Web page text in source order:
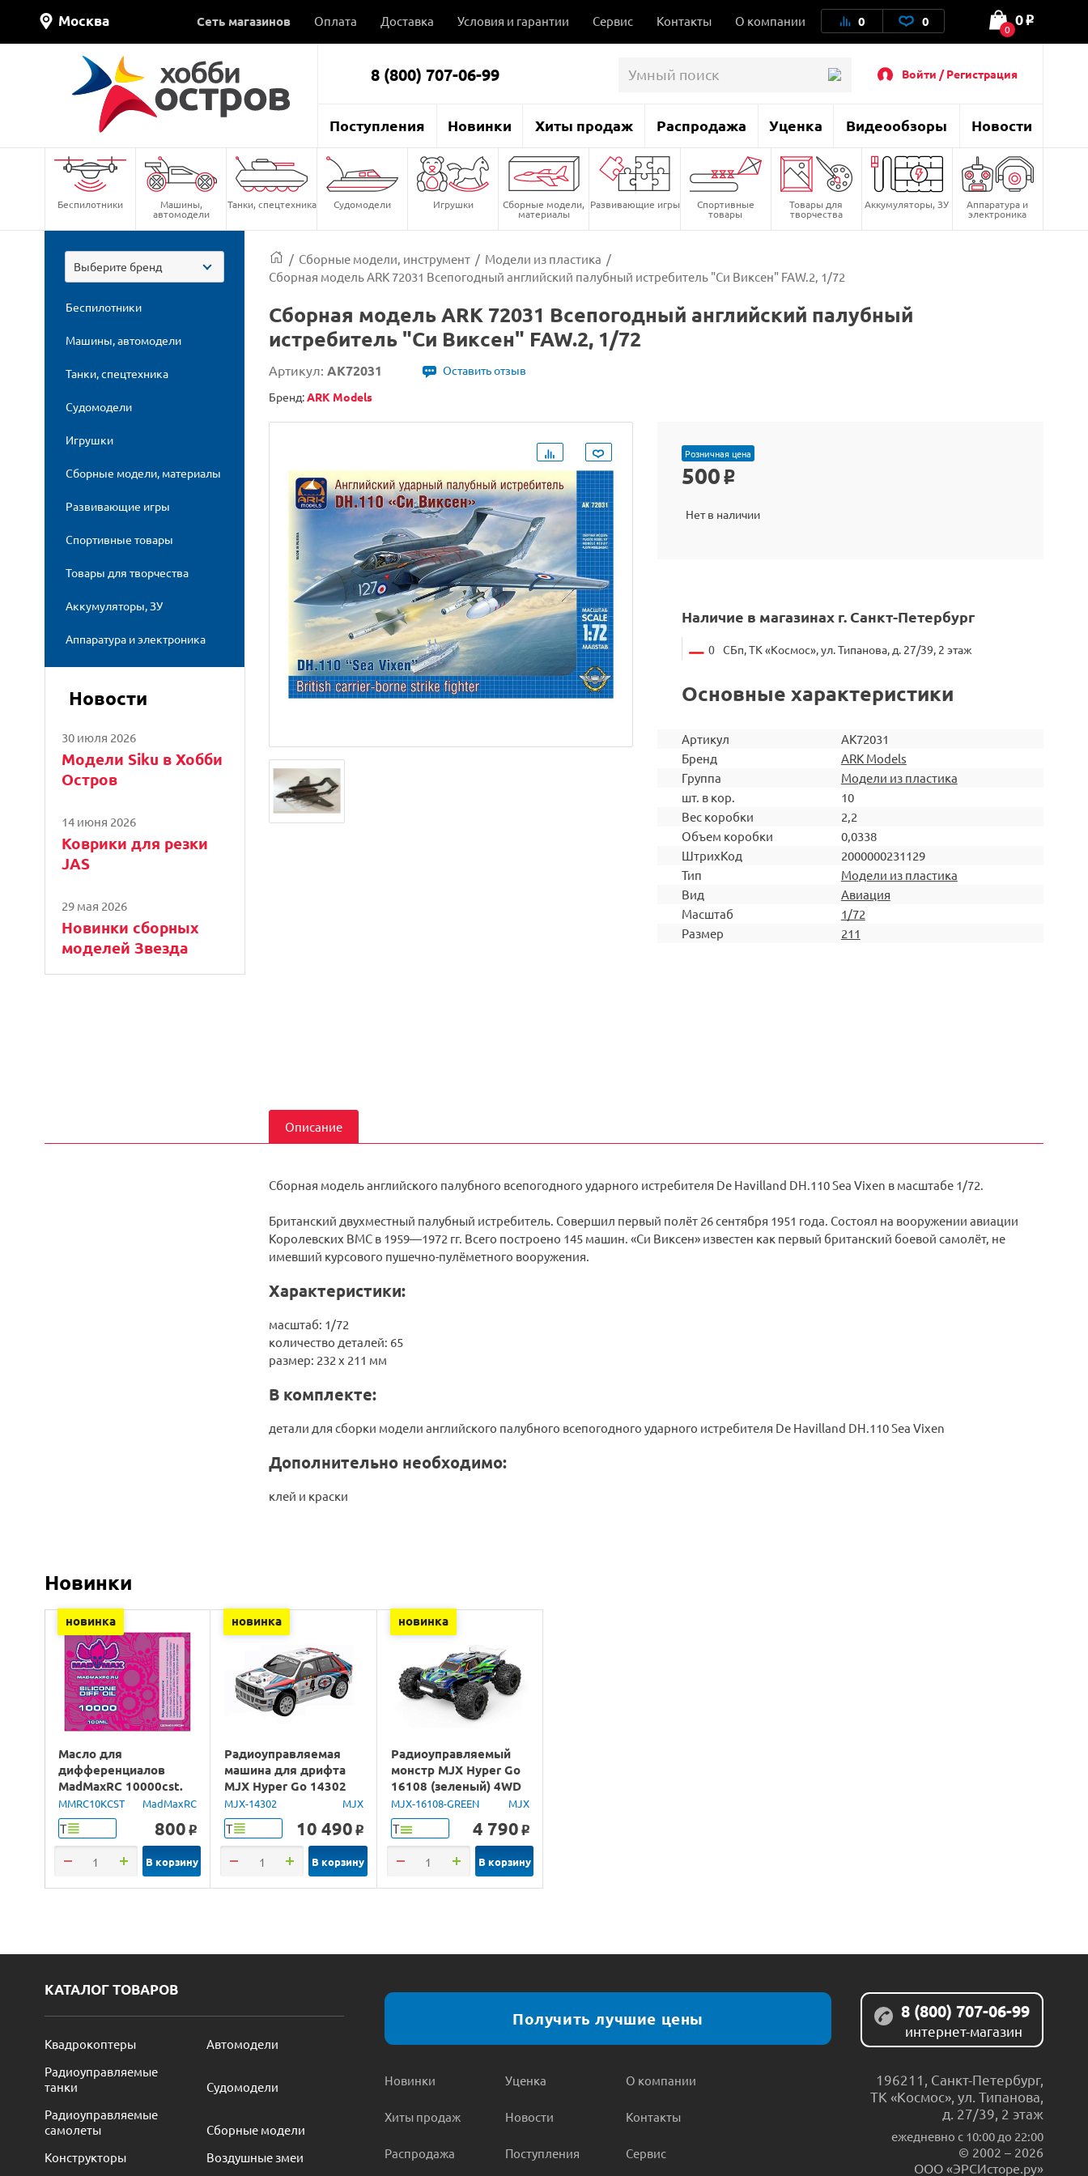
Москва Сеть магазинов Оплата Доставка Условия и гарантии Сервис Контакты О компании 0 0 0
0 o
8 (800) 707-06-99 Войти / Регистрация
Поступления Новинки Хиты продаж Распродажа Уценка Видеообзоры Новости
Беспилотники Машины,
автомодели
Танки, спецтехника Судомодели Игрушки Сборные модели,
материалы
Развивающие игры Спортивные
товары
Товары для
творчества
Аккумуляторы, ЗУ Аппаратура и
электроника
Выберите бренд
Беспилотники
Машины, автомодели
Танки, спецтехника
Судомодели
Игрушки
Сборные модели, материалы
Развивающие игры
Спортивные товары
Товары для творчества
Аккумуляторы, ЗУ
Аппаратура и электроника
Новости
30 июля 2026
Модели Siku в Хобби
Остров
14 июня 2026
Коврики для резки
JAS
29 мая 2026
Новинки сборных
моделей Звезда
/ Сборные модели, инструмент / Модели из пластика /
Сборная модель ARK 72031 Всепогодный английский палубный истребитель "Си Виксен" FAW.2, 1/72
Сборная модель ARK 72031 Всепогодный английский палубный
истребитель "Си Виксен" FAW.2, 1/72
Артикул: AK72031
Оставить отзыв
Бренд:ARK Models
Розничная цена
500 o
Нет в наличии
Наличие в магазинах г. Санкт-Петербург
0 СБп, ТК «Космос», ул. Типанова, д. 27/39, 2 этаж
Основные характеристики
Артикул
AK72031
Бренд
ARK Models
Группа
Модели из пластика
шт. в кор.
10
Вес коробки
2,2
Объем коробки
0,0338
ШтрихКод
2000000231129
Тип
Модели из пластика
Вид
Авиация
Масштаб
1/72
Размер
211
Описание
Сборная модель английского палубного всепогодного ударного истребителя De Havilland DH.110 Sea Vixen в масштабе 1/72.
Британский двухместный палубный истребитель. Совершил первый полёт 26 сентября 1951 года. Состоял на вооружении авиации
Королевских ВМС в 1959—1972 гг. Всего построено 145 машин. «Си Виксен» известен как первый британский боевой самолёт, не
имевший курсового пушечно-пулёметного вооружения.
Характеристики:
масштаб: 1/72
количество деталей: 65
размер: 232 x 211 мм
В комплекте:
детали для сборки модели английского палубного всепогодного ударного истребителя De Havilland DH.110 Sea Vixen
Дополнительно необходимо:
клей и краски
Новинки
новинка
Масло для
дифференциалов
MadMaxRC 10000cst.
100ml.
MMRC10KCST MadMaxRC
Т 800 o
В корзину
новинка
Радиоуправляемая
машина для дрифта
MJX Hyper Go 14302
Lancia Delta Brushless
4WD 2.4G LED 1/14
RTR
MJX-14302 MJX
Т 10 490 o
В корзину
новинка
Радиоуправляемый
монстр MJX Hyper Go
16108 (зеленый) 4WD
2.4G LED 1/16 RTR
MJX-16108-GREEN MJX
Т 4 790 o
В корзину
КАТАЛОГ ТОВАРОВ
Квадрокоптеры
Автомодели
Радиоуправляемые
танки
Судомодели
Радиоуправляемые
самолеты
Сборные модели
Конструкторы
Воздушные змеи
Получить лучшие цены
Новинки
Хиты продаж
Распродажа
Уценка
Новости
Поступления
О компании
Контакты
Сервис
8 (800) 707-06-99
интернет-магазин
196211 Санкт-Петербург,
ТК «Космос», ул. Типанова,
д. 27/39, 2 этаж
ежедневно c 10:00 до 22:00
© 2002 – 2026
ООО «ЭРСИсторе.ру»